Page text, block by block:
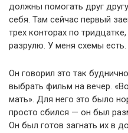
должны помогать друг
себя. Там сейчас первый
трех конторах по
разрулю. У меня схемы есть.
Он говорил это так
выбрать фильм на вечер.
мать». Для него это было
просто сбился — он был
Он был готов загнать их в